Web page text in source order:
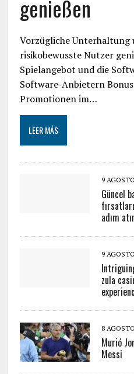
genießen
Vorzügliche Unterhaltung
risikobewusste Nutzer
Spielangebot und die
Software-Anbietern
Promotionen im…
LEER MÁS
9
Güncel
adım
9
zula
8
Murió
Messi